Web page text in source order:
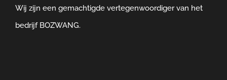
Wij zijn een gemachtigde vertegenwoordiger van het
bedrijf BOZWANG.